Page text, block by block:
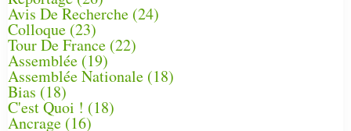
Avis De Recherche (24)
Colloque (23)
Tour De France (22)
Assemblée (19)
Assemblée Nationale (18)
Bias (18)
C'est Quoi ! (18)
Ancrage (16)